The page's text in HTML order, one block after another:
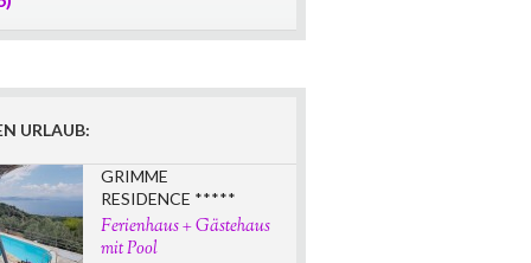
URLAUB:
GRIMME
RESIDENCE *****
Ferienhaus + Gästehaus
mit Pool